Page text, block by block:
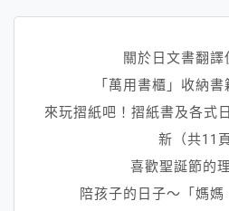
關於日文書翻譯
「萬用書櫃」收納
來玩摺紙吧！摺紙書及各式
新（共11頁
喜歡聖誕節的
陪孩子的日子～「媽媽